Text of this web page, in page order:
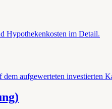
Hypothekenkosten im Detail.
aufgewerteten investierten